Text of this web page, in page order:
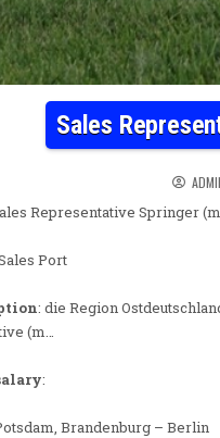
Sales
Representative Springer
Port
: die Region
(m…
:
Brandenburg – Berlin